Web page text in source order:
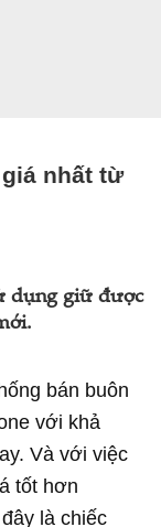
nhất từ
dụng giữ được
bán buôn
với khả
Và với việc
tốt hơn
là chiếc